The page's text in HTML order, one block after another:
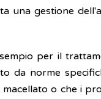
una gestione
per il
da norme
o che i